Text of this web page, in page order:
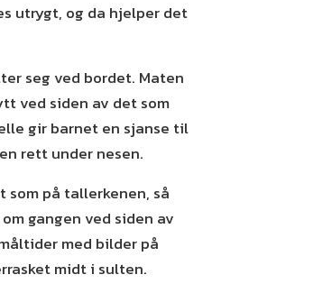
utrygt, og da hjelper det
seg ved bordet. Maten
ved siden av det som
gir barnet en sjanse til
rett under nesen.
på tallerkenen, så
gangen ved siden av
med bilder på
midt i sulten.